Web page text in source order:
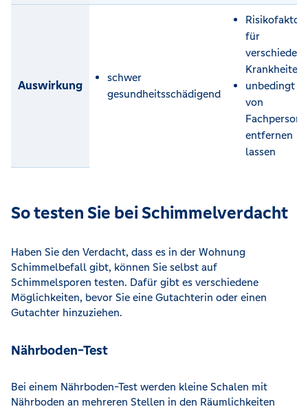
Auswirkung
schwer
gesundheitsschädigend
Risikofaktor
für
verschiedene
Krankheiten
unbedingt
von
entfernen
lassen
So testen Sie bei Schimmelverdacht
Haben Sie den Verdacht, dass es in der Wohnung
Schimmelbefall gibt, können Sie selbst auf
Schimmelsporen testen. Dafür gibt es verschiedene
Möglichkeiten, bevor Sie eine Gutachterin oder einen
Gutachter hinzuziehen.
Nährboden-Test
Bei einem Nährboden-Test werden kleine Schalen mit
Nährboden an mehreren Stellen in den Räumlichkeiten